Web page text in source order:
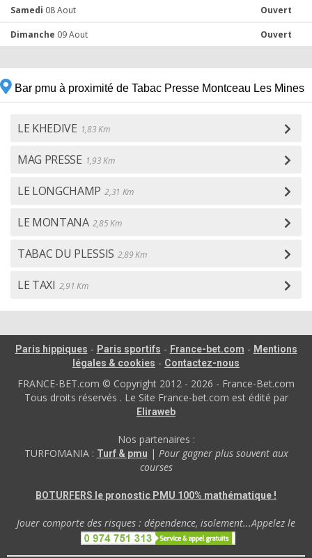
Samedi 08 Aout Ouvert
Dimanche 09 Aout Ouvert
Bar pmu à proximité de Tabac Presse Montceau Les Mines
LE KHEDIVE 1,83 Km
MAG PRESSE 1,93 Km
LE LONGCHAMP 2,31 Km
LE MONTANA 2,85 Km
TABAC DU PLESSIS 2,89 Km
LE TAXI 2,91 Km
Paris hippiques - Paris sportifs - France-bet.com - Mentions
légales & cookies - Contactez-nous
FRANCE-BET.com © Copyright 2012 - 2026 - France-Bet.com
Tous droits réservés . Le Site France-bet.com est édité par
Eliraweb
Nos partenaires :
TURFOMANIA : Turf & pmu | Pour gagner plus souvent aux
courses
BOTURFERS le pronostic PMU 100% mathématique !
Jouer comporte des risques : dépendence, isolement...Appelez le